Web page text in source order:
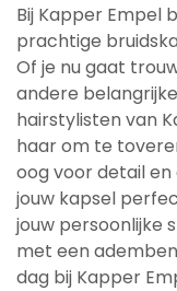
Bij Kapper Empel
prachtige
Of je nu gaat
andere
hairstylisten van
haar om te
oog voor detail
jouw kapsel
jouw persoonlijke
met een
dag bij Kapper